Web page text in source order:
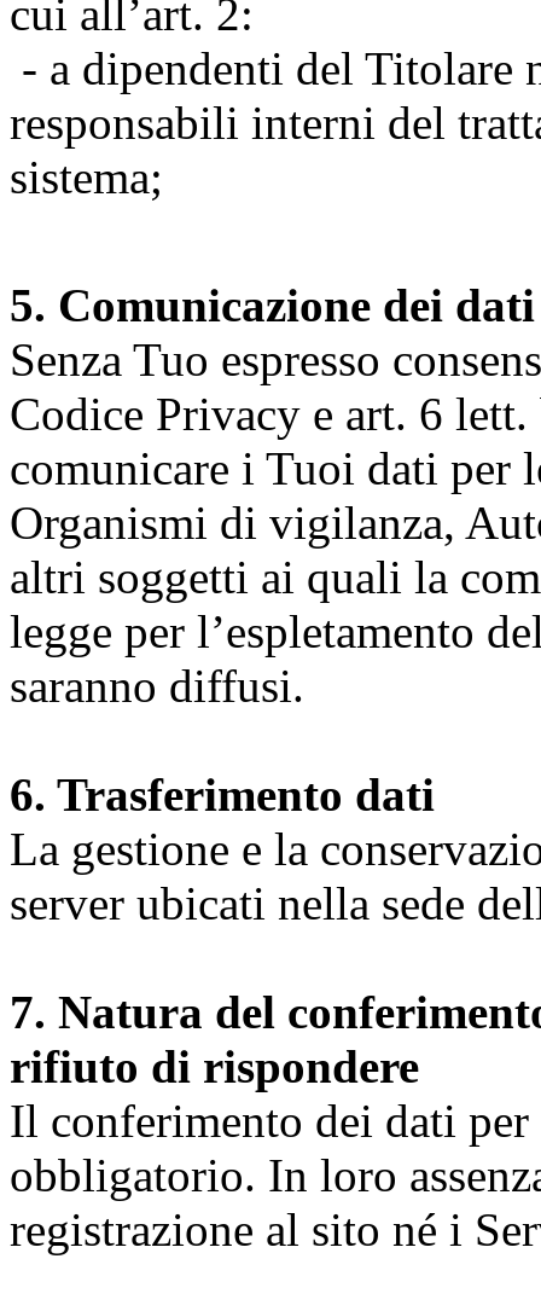
cui all’art. 2:
- a dipendenti del Titolare
responsabili interni del
sistema;
5. Comunicazione dei dati
Senza Tuo espresso
Codice Privacy e art. 6
comunicare i Tuoi dati per
Organismi di vigilanza,
altri soggetti ai quali la
legge per l’espletamento
saranno diffusi.
6. Trasferimento dati
La gestione e la
server ubicati nella sede
7. Natura del
rifiuto di rispondere
Il conferimento dei dati
obbligatorio. In loro
registrazione al sito né i